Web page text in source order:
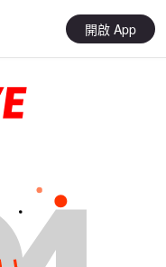
開啟 App